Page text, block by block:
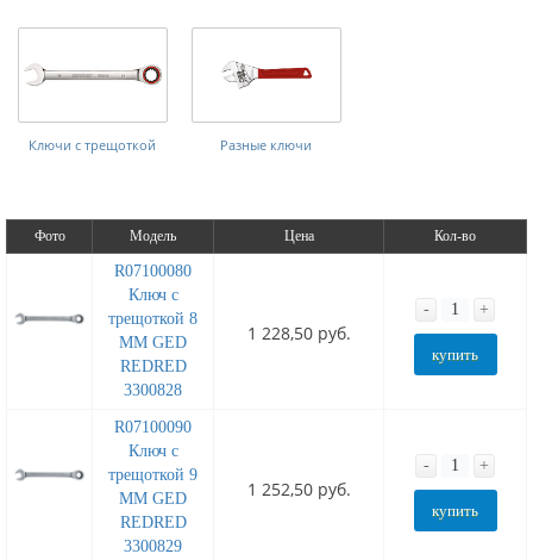
Ключи с трещоткой Разные ключи
Фото Модель Цена Кол-во
R07100080
Ключ с
трещоткой 8
MM GED
REDRED
3300828
1 228,50 руб.
- +
купить
R07100090
Ключ с
трещоткой 9
MM GED
REDRED
3300829
1 252,50 руб.
- +
купить